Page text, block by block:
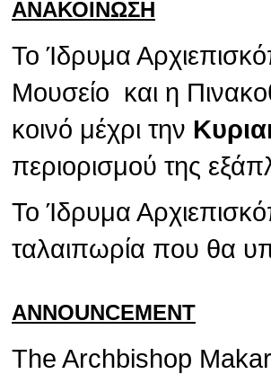
ΑΝΑΚΟΙΝΩΣΗ
Το Ίδρυμα
Μουσείο και η
κοινό μέχρι την
περιορισμού της
Το Ίδρυμα
ταλαιπωρία που θα
ANNOUNCEMENT
The Archbishop